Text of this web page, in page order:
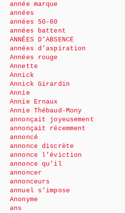
année marque
années
années 50-60
années battent
ANNÉES D’ABSENCE
années d’aspiration
Années rouge
Annette
Annick
Annick Girardin
Annie
Annie Ernaux
Annie Thébaud-Mony
annonçait joyeusement
annonçait récemment
annoncé
annonce discrète
annonce l’éviction
annonce qu’il
annoncer
annonceurs
annuel s’impose
Anonyme
ans